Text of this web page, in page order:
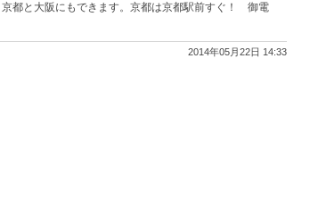
都と大阪にもできます。京都は京都駅前すぐ！ 御電
2014年05月22日 14:33